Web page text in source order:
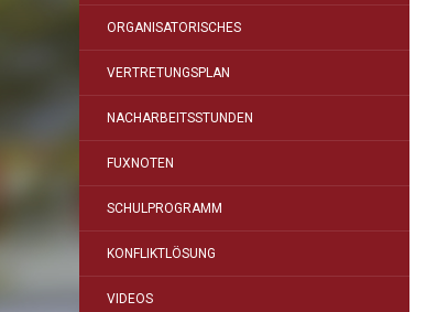
ORGANISATORISCHES
VERTRETUNGSPLAN
NACHARBEITSSTUNDEN
FUXNOTEN
SCHULPROGRAMM
KONFLIKTLÖSUNG
VIDEOS